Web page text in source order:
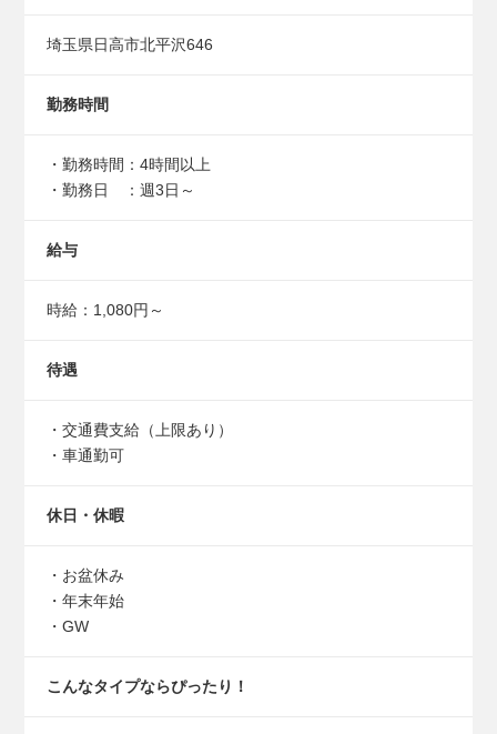
埼玉県日高市北平沢646
勤務時間
・勤務時間：4時間以上
・勤務日 ：週3日～
給与
時給：1,080円～
待遇
・交通費支給（上限あり）
・車通勤可
休日・休暇
・お盆休み
・年末年始
・GW
こんなタイプならぴったり！